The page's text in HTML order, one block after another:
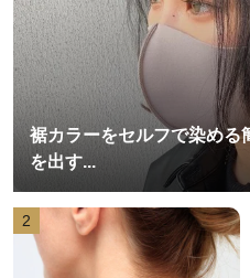
裾カラーをセルフで染める
を出す...
2